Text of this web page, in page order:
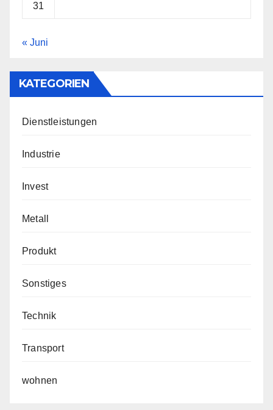
31
« Juni
KATEGORIEN
Dienstleistungen
Industrie
Invest
Metall
Produkt
Sonstiges
Technik
Transport
wohnen